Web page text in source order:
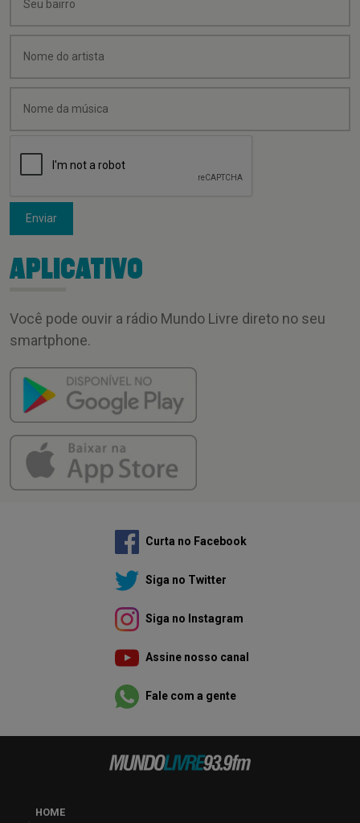
Enviar
APLICATIVO
Você pode ouvir a rádio Mundo Livre direto no seu
smartphone.
Curta no Facebook
Siga no Twitter
Siga no Instagram
Assine nosso canal
Fale com a gente
HOME